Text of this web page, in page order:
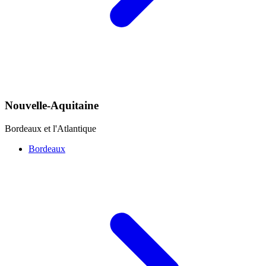
Nouvelle-Aquitaine
Bordeaux et l'Atlantique
Bordeaux